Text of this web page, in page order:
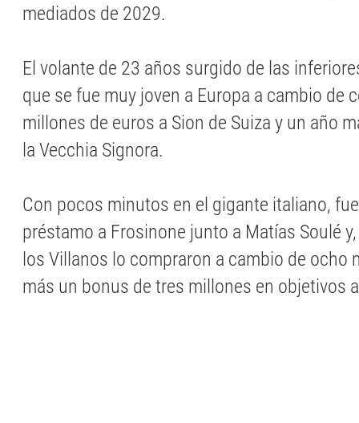
mediados de 2029.
El volante de 23 años surgido de las
que se fue muy joven a Europa a cambio de
millones de euros a Sion de Suiza y un año
la Vecchia Signora.
Con pocos minutos en el gigante italiano,
préstamo a Frosinone junto a Matías Soulé
los Villanos lo compraron a cambio de ocho
más un bonus de tres millones en objetivos